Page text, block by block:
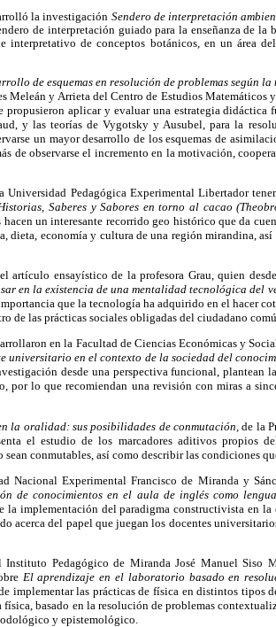
la investigación Sendero de interpretación
de interpretación guiado para la enseñanza de la
de conceptos botánicos, en un área
de esquemas en resolución de problemas según la
Meleán y Arrieta del Centro de Estudios Matemáticos
aplicar y evaluar una estrategia didáctica
y las teorías de Vygotsky y Ausubel, para la
un mayor desarrollo de los esquemas de
de observarse el incremento en la motivación,
Pedagógica Experimental Libertador
Saberes y Sabores en torno al cacao
hacen un interesante recorrido geo histórico que da
dieta, economía y cultura de una región mirandina,
artículo ensayístico de la profesora Grau, quien
en la existencia de una mentalidad tecnológica del
que la tecnología ha adquirido en el hacer
de las prácticas sociales obligadas del ciudadano
en la Facultad de Ciencias Económicas y
universitario en el contexto de la sociedad del
desde una perspectiva funcional, plantean
por lo que recomiendan una revisión con miras a
la oralidad: sus posibilidades de conmutación,de la
el estudio de los marcadores aditivos propios
conmutables, así como describir las condiciones
Nacional Experimental Francisco de Miranda y
de conocimientos en el aula de inglés como
la implementación del paradigma constructivista en la
acerca del papel que juegan los docentes
Pedagógico de Miranda José Manuel Siso
El aprendizaje en el laboratorio basado en
implementar las prácticas de física en distintos tipos
basado en la resolución de problemas
y epistemológico.